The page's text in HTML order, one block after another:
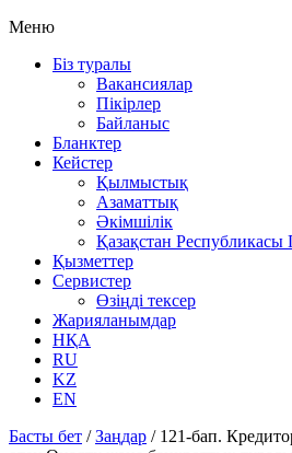
Меню
Біз туралы
Вакансиялар
Пікірлер
Байланыс
Бланктер
Кейстер
Қылмыстық
Азаматтық
Әкімшілік
Қазақстан
Қызметтер
Сервистер
Өзіңді тексер
Жарияланымдар
НҚА
RU
KZ
EN
Басты бет /Заңдар / 121-бап.